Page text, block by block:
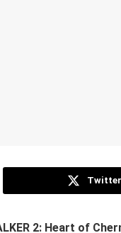
2: Heart of